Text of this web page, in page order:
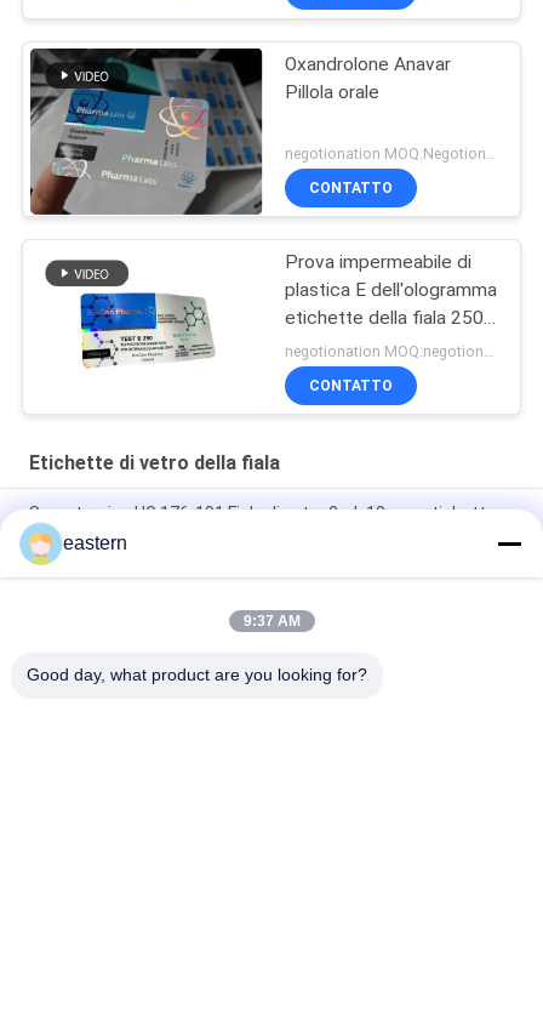
Oxandrolone Anavar
Pillola orale
CONTATTO
Prova impermeabile di
plastica E dell'ologramma
etichette della fiala 250
di vetro
CONTATTO
Etichette di vetro della fiala
Somatropina HG 176-191 Fiala di vetro 2mlx10 con etichette
tren Etichette per fiale in fiala di acetato con istruzioni per
paer a set completo
Etichette per fiale di vetro enantato per test laser PET da 10
eastern
9:37 AM
Good day, what product are you looking for?